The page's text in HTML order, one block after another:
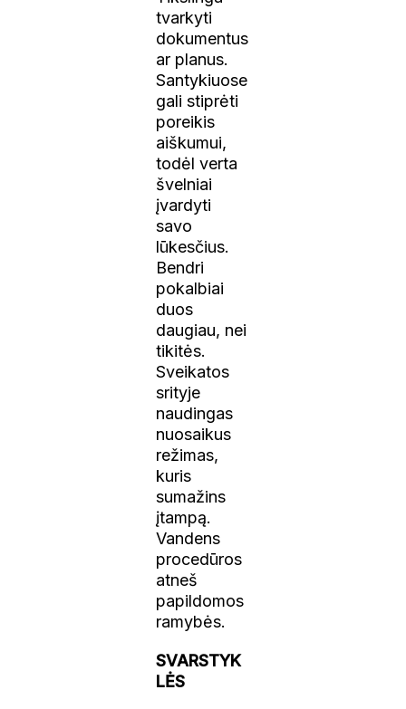
tvarkyti
dokumentus
ar planus.
Santykiuose
gali stiprėti
poreikis
aiškumui,
todėl verta
švelniai
įvardyti
savo
lūkesčius.
Bendri
pokalbiai
duos
daugiau, nei
tikitės.
Sveikatos
srityje
naudingas
nuosaikus
režimas,
kuris
sumažins
įtampą.
Vandens
procedūros
atneš
papildomos
ramybės.
SVARSTYK
LĖS